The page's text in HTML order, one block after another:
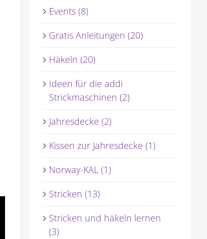
Events (8)
Gratis Anleitungen (20)
Häkeln (20)
Ideen für die addi
Strickmaschinen (2)
Jahresdecke (2)
Kissen zur Jahresdecke (1)
Norway-KAL (1)
Stricken (13)
Stricken und häkeln lernen
(3)